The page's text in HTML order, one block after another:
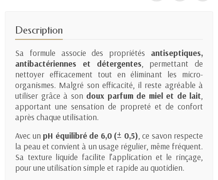
Description
Sa formule associe des propriétés antiseptiques,
antibactériennes et détergentes , permettant de
nettoyer efficacement tout en éliminant les micro-
organismes. Malgré son efficacité, il reste agréable à
utiliser grâce à son doux parfum de miel et de lait
apportant une sensation de propreté et de confort
après chaque utilisation.
Avec un pH équilibré de 6,0 (± 0,5) , ce savon respecte
la peau et convient à un usage régulier, même fréquent.
Sa texture liquide facilite l’application et le rinçage,
pour une utilisation simple et rapide au quotidien.